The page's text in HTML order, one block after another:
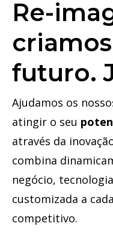
Re-
futuro.
Ajudamos os
atingir o seu
através da
combina
negócio,
customizada a
competitivo.